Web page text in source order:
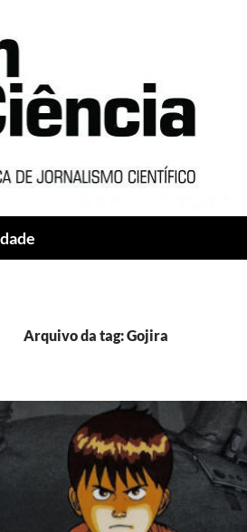
Arquivo da tag: Gojira